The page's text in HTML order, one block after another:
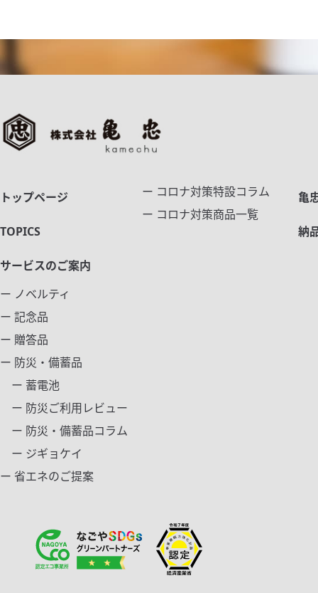
トップページ
TOPICS
サービスのご案内
ー ノベルティ
ー 記念品
ー 贈答品
ー 防災・備蓄品
ー 蓄電池
ー 防災ご利用レビュー
ー 防災・備蓄品コラム
ー ジギョケイ
ー 省エネのご提案
ー コロナ対策特設コラム
ー コロナ対策商品一覧
亀
納